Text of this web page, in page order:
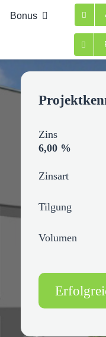
Bonus
Zins
6,00 %
Zinsart
Tilgung
Volumen